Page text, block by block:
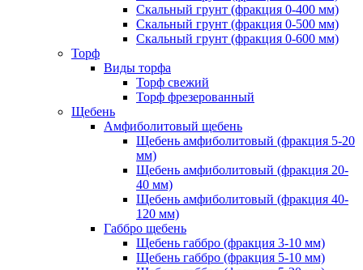
Скальный грунт (фракция 0-400 мм)
Скальный грунт (фракция 0-500 мм)
Скальный грунт (фракция 0-600 мм)
Торф
Виды торфа
Торф свежий
Торф фрезерованный
Щебень
Амфиболитовый щебень
Щебень амфиболитовый (фракция 5-20
мм)
Щебень амфиболитовый (фракция 20-
40 мм)
Щебень амфиболитовый (фракция 40-
120 мм)
Габбро щебень
Щебень габбро (фракция 3-10 мм)
Щебень габбро (фракция 5-10 мм)